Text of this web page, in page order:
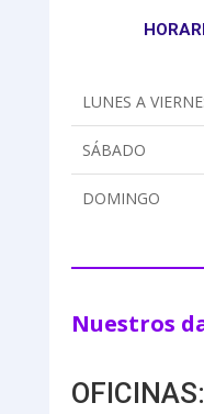
LUNES A
SÁBADO
DOMINGO
Nuestros
OFICINAS: